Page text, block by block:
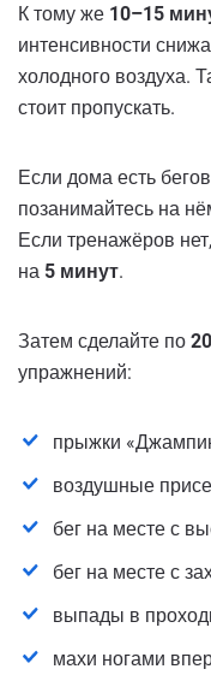
К тому же 10–15
интенсивности
холодного воздуха.
стоит пропускать.
Если дома есть
позанимайтесь на
Если тренажёров
на 5 минут.
Затем сделайте по
упражнений:
прыжки
воздушные
бег на месте с
бег на месте с
выпады в
махи ногами